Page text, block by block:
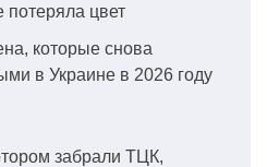
цвет
которые снова
в Украине в 2026 году
забрали ТЦК,